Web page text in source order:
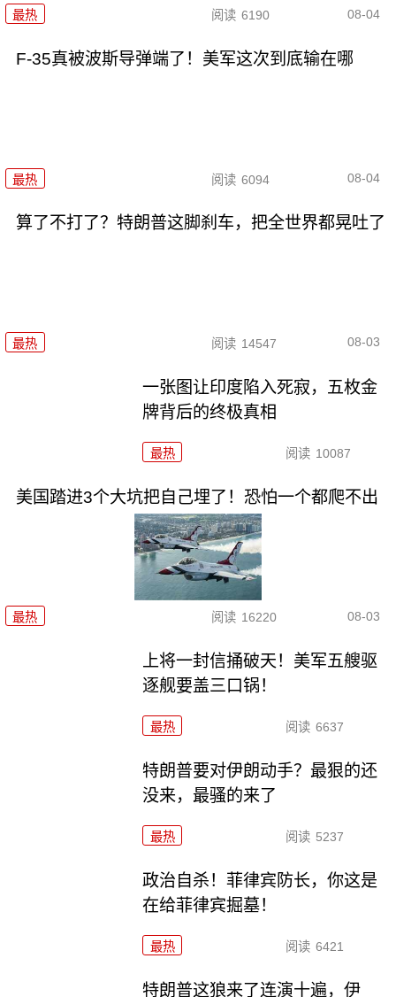
最热 阅读 6190 08-04
F-35真被波斯导弹端了！美军这次到底输在哪
最热 阅读 6094 08-04
算了不打了？特朗普这脚刹车，把全世界都晃吐了
最热 阅读 14547 08-03
一张图让印度陷入死寂，五枚金
牌背后的终极真相
最热 阅读 10087
美国踏进3个大坑把自己埋了！恐怕一个都爬不出
最热 阅读 16220 08-03
上将一封信捅破天！美军五艘驱
逐舰要盖三口锅！
最热 阅读 6637
特朗普要对伊朗动手？最狠的还
没来，最骚的来了
最热 阅读 5237
政治自杀！菲律宾防长，你这是
在给菲律宾掘墓！
最热 阅读 6421
特朗普这狼来了连演十遍，伊